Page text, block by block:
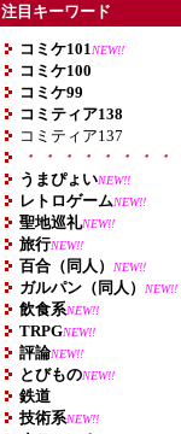
注目キーワード
コミケ101 NEW!!
コミケ100
コミケ99
コミティア138
コミティア137
・・・・・・・
うまぴょいNEW!!
レトロゲームNEW!!
聖地巡礼NEW!!
旅行NEW!!
百合（同人） NEW!!
ガルパン（同人） NEW!!
飲食系NEW!!
TRPGNEW!!
評論NEW!!
とびものNEW!!
鉄道
技術系NEW!!